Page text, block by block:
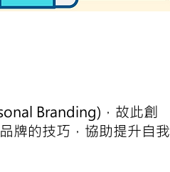
Branding)，故此創
牌的技巧，協助提升自我